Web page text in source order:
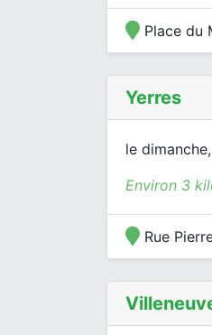
Place du
Yerres
le
Environ 3
Rue